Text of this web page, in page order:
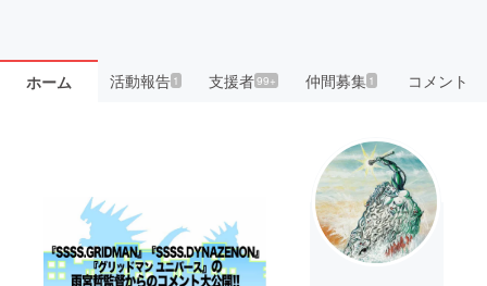
ホーム 活動報告1 支援者99+ 仲間募集 1 コメント